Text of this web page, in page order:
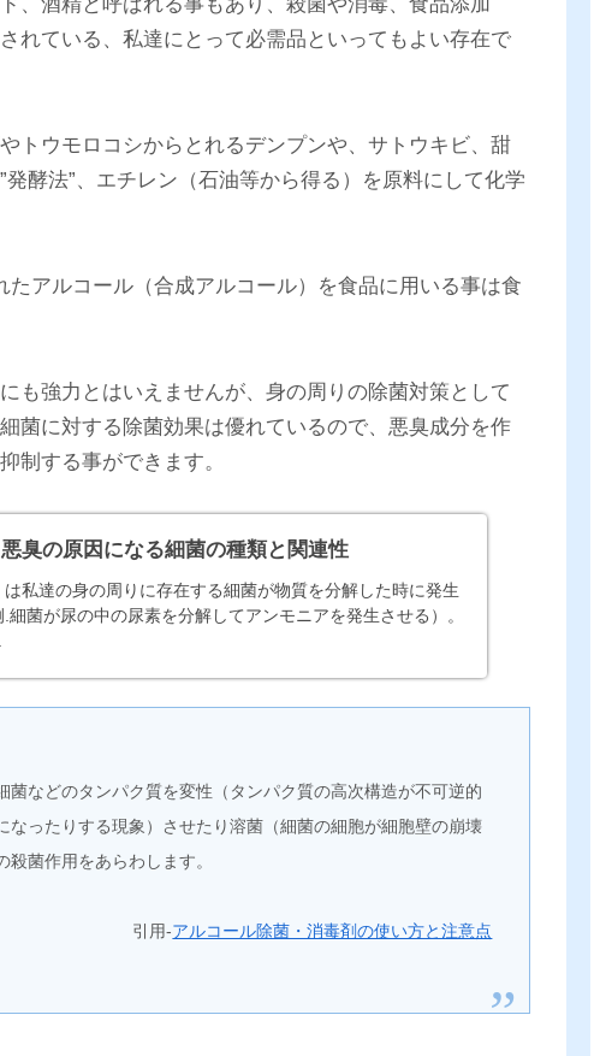
、酒精と呼ばれる事もあり、殺菌や消毒、食品添加
れている、私達にとって必需品といってもよい存在で
トウモロコシからとれるデンプンや、サトウキビ、甜
酵法”、エチレン（石油等から得る）を原料にして化学
アルコール（合成アルコール）を食品に用いる事は食
も強力とはいえませんが、身の周りの除菌対策として
菌に対する除菌効果は優れているので、悪臭成分を作
制する事ができます。
悪臭の原因になる細菌の種類と関連性
は私達の身の周りに存在する細菌が物質を分解した時に発生
.細菌が尿の中の尿素を分解してアンモニアを発生させる）。
菌などのタンパク質を変性（タンパク質の高次構造が不可逆的
なったりする現象）させたり溶菌（細菌の細胞が細胞壁の崩壊
菌作用をあらわします。
引用-アルコール除菌・消毒剤の使い方と注意点